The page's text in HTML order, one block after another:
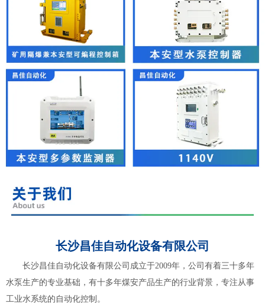
长沙昌佳自动化设备有限公司
长沙昌佳自动化设备有限公司成立于2009年，公司有着三十多年
水泵生产的专业基础，有十多年煤安产品生产的行业背景，专注从事
工业水系统的自动化控制。